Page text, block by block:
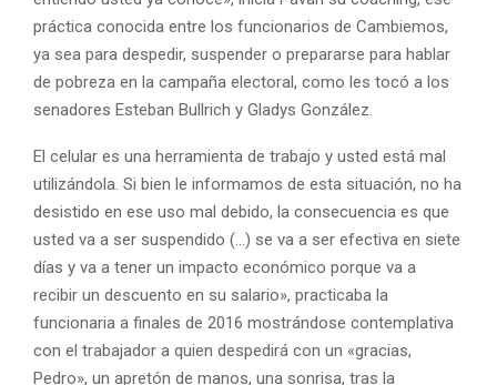
práctica conocida entre los funcionarios de Cambiemos,
ya sea para despedir, suspender o prepararse para hablar
de pobreza en la campaña electoral, como les tocó a los
senadores Esteban Bullrich y Gladys González.
El celular es una herramienta de trabajo y usted está mal
utilizándola. Si bien le informamos de esta situación, no ha
desistido en ese uso mal debido, la consecuencia es que
usted va a ser suspendido (…) se va a ser efectiva en siete
días y va a tener un impacto económico porque va a
recibir un descuento en su salario», practicaba la
funcionaria a finales de 2016 mostrándose contemplativa
con el trabajador a quien despedirá con un «gracias,
Pedro», un apretón de manos, una sonrisa, tras la